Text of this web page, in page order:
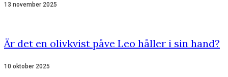
13 november 2025
Är det en olivkvist påve Leo håller i sin hand?
10 oktober 2025